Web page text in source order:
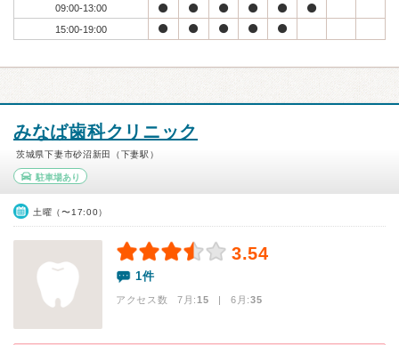
09:00-13:00
15:00-19:00
みなば歯科クリニック
茨城県下妻市砂沼新田（下妻駅）
駐車場あり
土曜（〜17:00）
3.54
1件
アクセス数 7月:15 | 6月:35